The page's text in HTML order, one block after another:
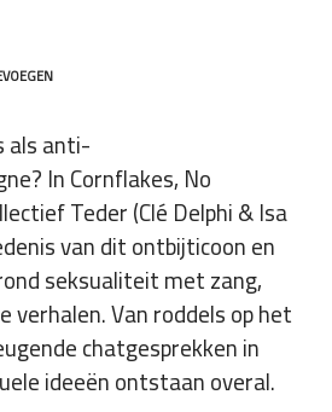
als anti-
In Cornflakes, No
Teder (Clé Delphi & Isa
van dit ontbijticoon en
seksualiteit met zang,
verhalen. Van roddels op het
chatgesprekken in
ideeën ontstaan overal.